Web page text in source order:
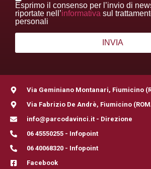
Esprimo il consenso per l’invio di
riportate nell’informativa sul
personali
Via Geminiano Montanari, Fiumicino
Via Fabrizio De Andrè, Fiumicino
info@parcodavinci.it - Direzione
06 45550255 - Infopoint
06 40068320 - Infopoint
Facebook